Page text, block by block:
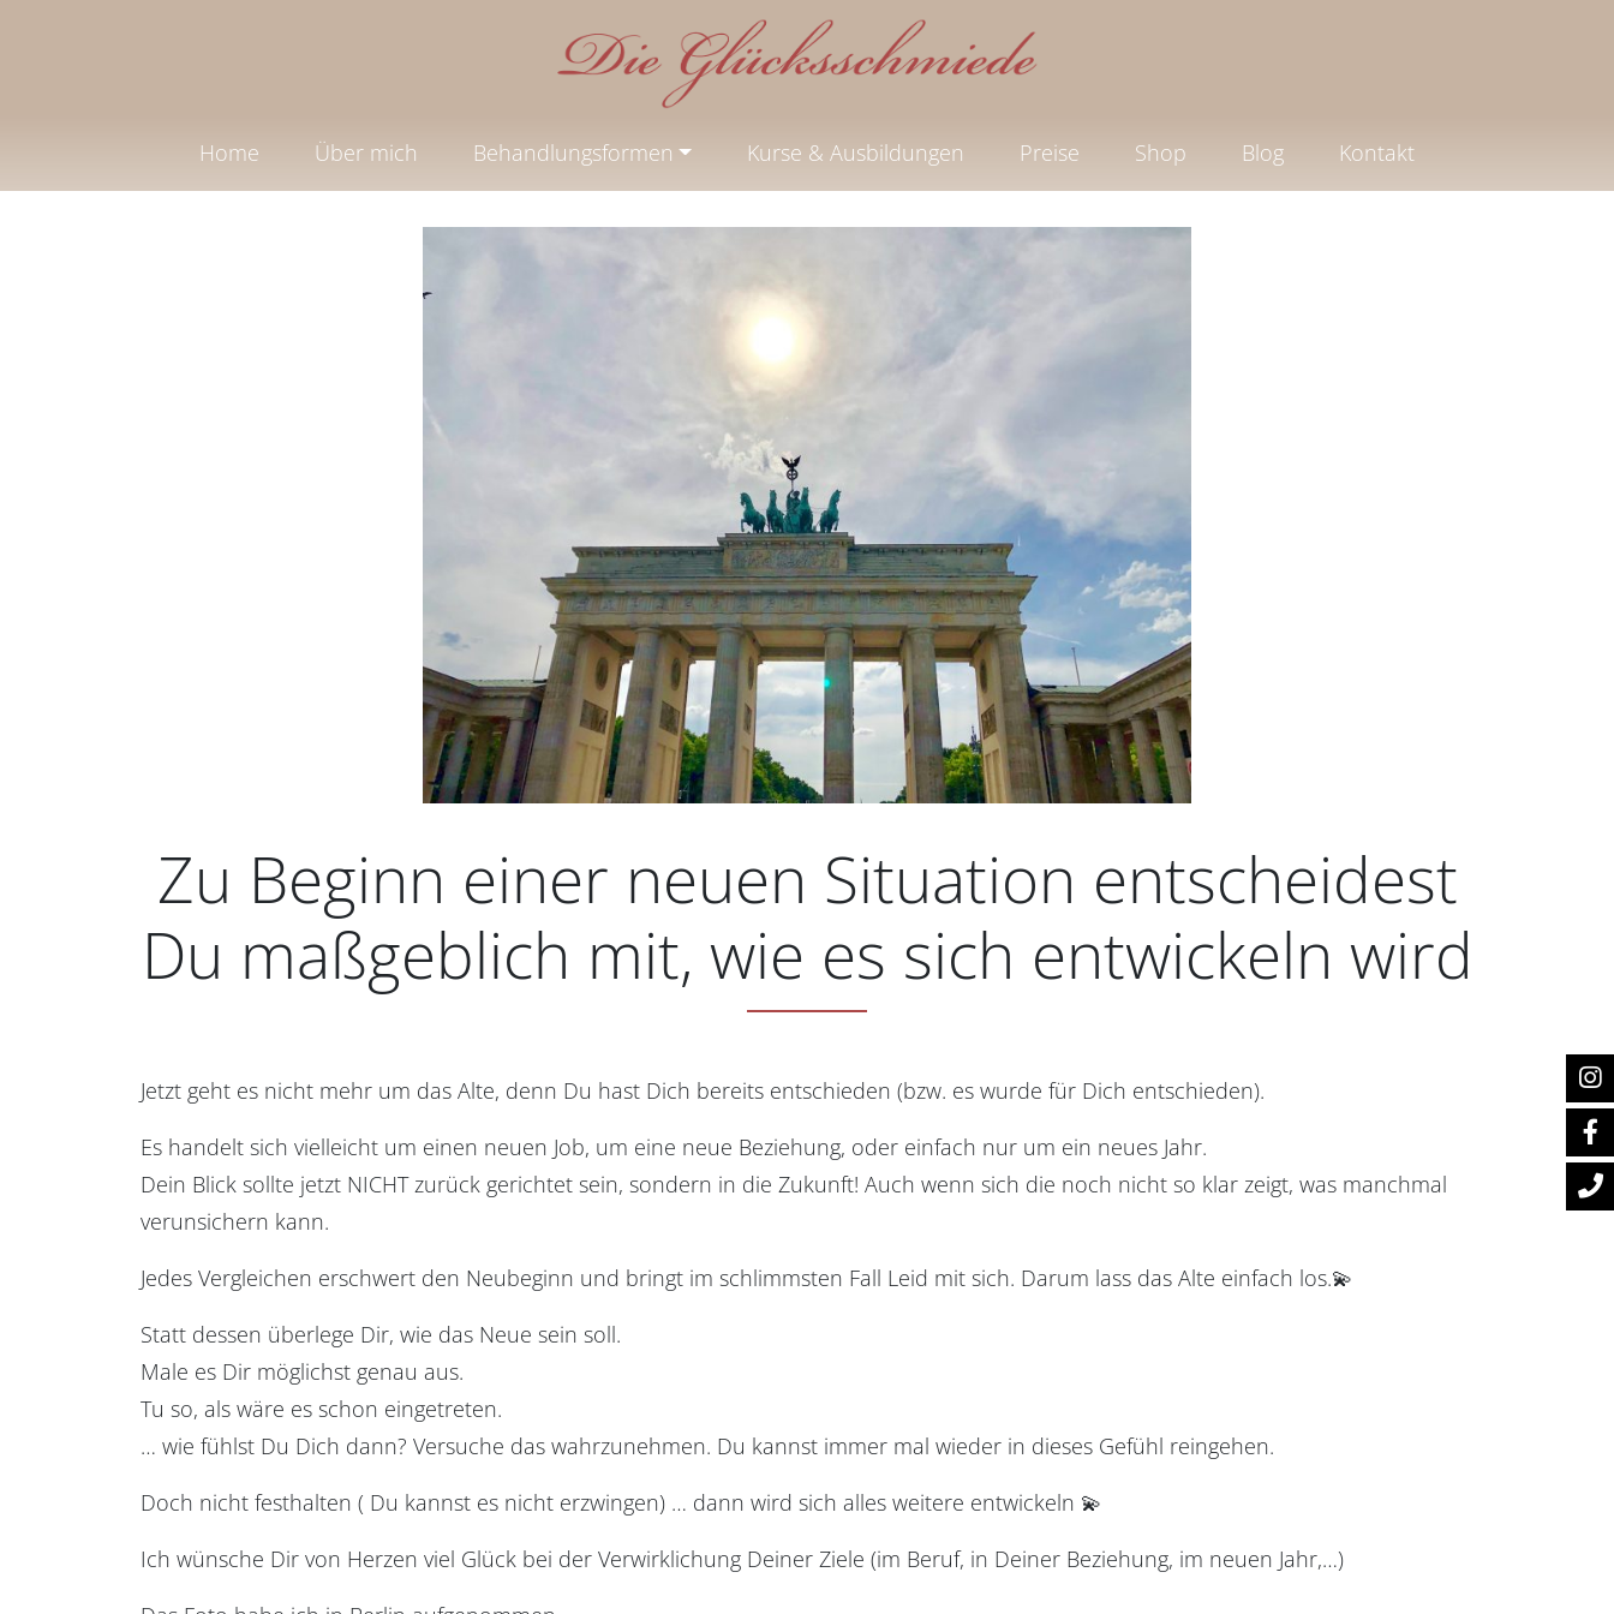
Home Über mich Behandlungsformen Kurse & Ausbildungen Preise Shop Blog Kontakt
Zu Beginn einer neuen Situation entscheidest
Du maßgeblich mit, wie es sich entwickeln wird
Jetzt geht es nicht mehr um das Alte, denn Du hast Dich bereits entschieden (bzw. es wurde für Dich entschieden).
Es handelt sich vielleicht um einen neuen Job, um eine neue Beziehung, oder einfach nur um ein neues Jahr.
Dein Blick sollte jetzt NICHT zurück gerichtet sein, sondern in die Zukunft! Auch wenn sich die noch nicht so klar zeigt, was manchmal
verunsichern kann.
Jedes Vergleichen erschwert den Neubeginn und bringt im schlimmsten Fall Leid mit sich. Darum lass das Alte einfach los.💫
Statt dessen überlege Dir, wie das Neue sein soll.
Male es Dir möglichst genau aus.
Tu so, als wäre es schon eingetreten.
… wie fühlst Du Dich dann? Versuche das wahrzunehmen. Du kannst immer mal wieder in dieses Gefühl reingehen.
Doch nicht festhalten ( Du kannst es nicht erzwingen) … dann wird sich alles weitere entwickeln 💫
Ich wünsche Dir von Herzen viel Glück bei der Verwirklichung Deiner Ziele (im Beruf, in Deiner Beziehung, im neuen Jahr,…)